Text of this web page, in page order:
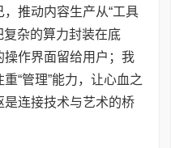
推动内容生产从“工具
复杂的算力封装在底
操作界面留给用户；我
“管理”能力，让心血之
连接技术与艺术的桥